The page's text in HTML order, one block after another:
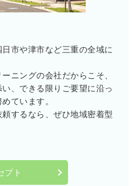
市や津市など三重の全域に
ニングの会社だからこそ、
、できる限りご要望に沿っ
ています。
するなら、ぜひ地域密着型
プト